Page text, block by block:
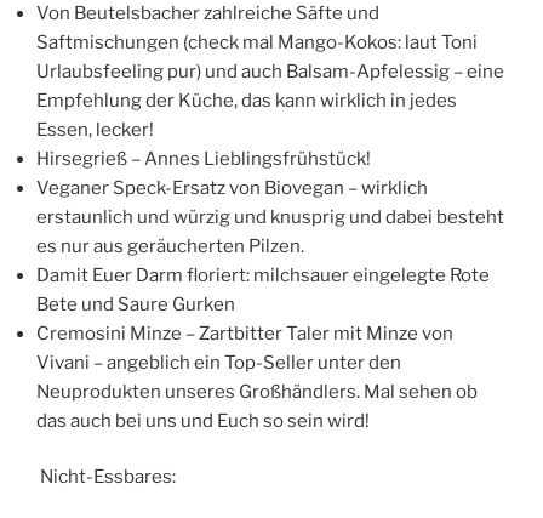
Von Beutelsbacher zahlreiche Säfte und
Saftmischungen (check mal Mango-Kokos: laut Toni
Urlaubsfeeling pur) und auch Balsam-Apfelessig – eine
Empfehlung der Küche, das kann wirklich in jedes
Essen, lecker!
Hirsegrieß – Annes Lieblingsfrühstück!
Veganer Speck-Ersatz von Biovegan – wirklich
erstaunlich und würzig und knusprig und dabei besteht
es nur aus geräucherten Pilzen.
Damit Euer Darm floriert: milchsauer eingelegte Rote
Bete und Saure Gurken
Cremosini Minze – Zartbitter Taler mit Minze von
Vivani – angeblich ein Top-Seller unter den
Neuprodukten unseres Großhändlers. Mal sehen ob
das auch bei uns und Euch so sein wird!
Nicht-Essbares: